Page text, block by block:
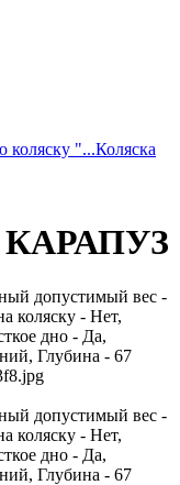
коляску "...Коляска
КАРАПУЗ
допустимый вес -
коляску - Нет,
дно - Да,
Глубина - 67
допустимый вес -
коляску - Нет,
дно - Да,
Глубина - 67